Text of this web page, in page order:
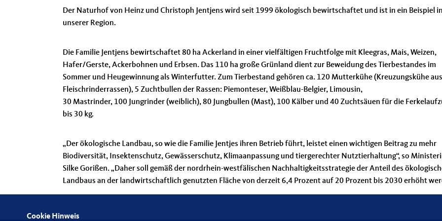
Der Naturhof von Heinz und Christoph Jentjens wird seit 1999 ökologisch bewirtschaftet und ist in ein Beispiel in
unserer Region.
Die Familie Jentjens bewirtschaftet 80 ha Ackerland in einer vielfältigen Fruchtfolge mit Kleegras, Mais, Weizen,
Hafer/Gerste, Ackerbohnen und Erbsen. Das 110 ha große Grünland dient zur Beweidung des Tierbestandes im
Sommer und Heugewinnung als Winterfutter. Zum Tierbestand gehören ca. 120 Mutterkühe (Kreuzungskühe aus
Fleischrinderrassen), 5 Zuchtbullen der Rassen: Piemonteser, Weißblau-Belgier, Limousin,
30 Mastrinder, 100 Jungrinder (weiblich), 80 Jungbullen (Mast), 100 Kälber und 40 Zuchtsäuen für die
bis 30 kg.
Der ökologische Landbau, so wie die Familie Jentjes ihren Betrieb führt, leistet einen wichtigen Beitrag zu mehr
Biodiversität, Insektenschutz, Gewässerschutz, Klimaanpassung und tiergerechter Nutztierhaltung“, so
Silke Gorißen. „Daher soll gemäß der nordrhein-westfälischen Nachhaltigkeitsstrategie der Anteil des
Landbaus an der landwirtschaftlich genutzten Fläche von derzeit 6,4 Prozent auf 20 Prozent bis 2030 erhöht
Cookie Hinweis